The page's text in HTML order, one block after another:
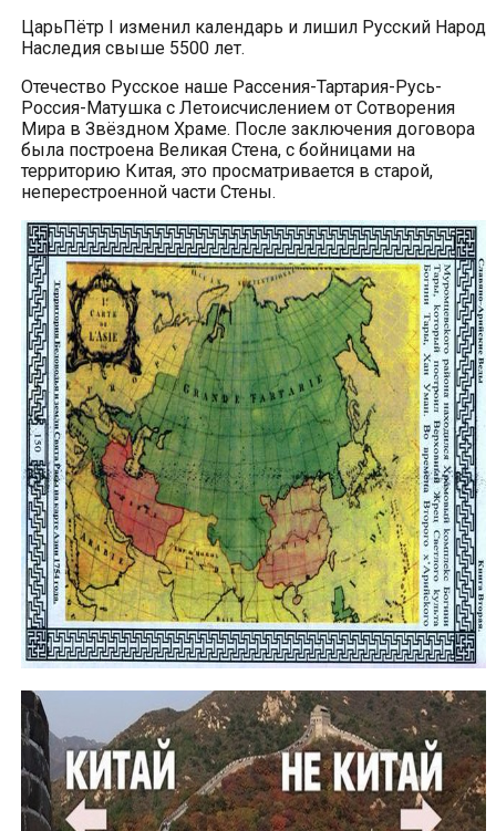
ЦарьПётр I изменил календарь и лишил Русский Народ
Наследия свыше 5500 лет.
Отечество Русское наше Рассения-Тартария-Русь-
Россия-Матушка с Летоисчислением от Сотворения
Мира в Звёздном Храме. После заключения договора
была построена Великая Стена, с бойницами на
территорию Китая, это просматривается в старой,
неперестроенной части Стены.